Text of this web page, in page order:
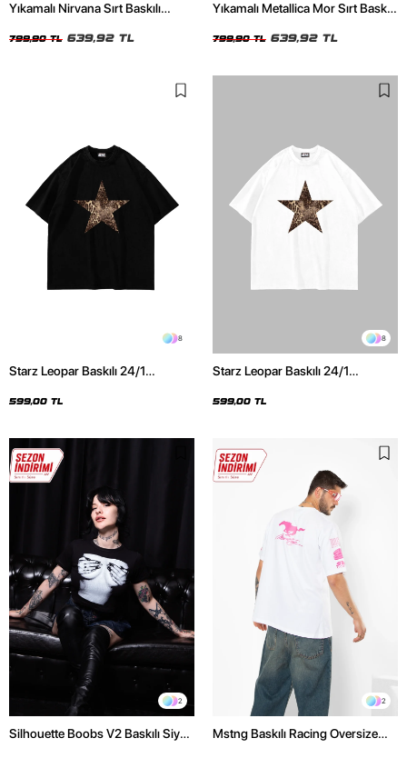
Yıkamalı Nirvana Sırt Baskılı
799,90 TL 639,92 TL
Yıkamalı Metallica Mor Sırt Baskılı
799,90 TL 639,92 TL
8
Starz Leopar Baskılı 24/1
599,00 TL
8
Starz Leopar Baskılı 24/1
599,00 TL
2
Silhouette Boobs V2 Baskılı Siyah
2
Mstng Baskılı Racing Oversize